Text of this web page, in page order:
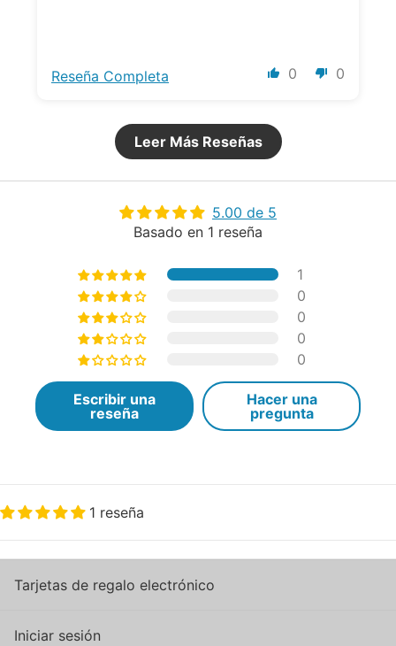
0 0
Reseña Completa
Leer Más Reseñas
5.00 de 5
Basado en 1 reseña
1
0
0
0
0
Escribir una
reseña
Hacer una
pregunta
1 reseña
Tarjetas de regalo electrónico
Iniciar sesión